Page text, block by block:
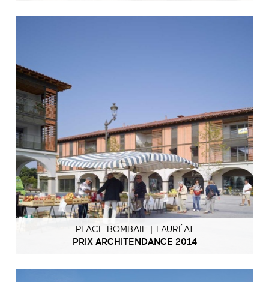
PLACE BOMBAIL | LAURÉAT
PRIX ARCHITENDANCE 2014